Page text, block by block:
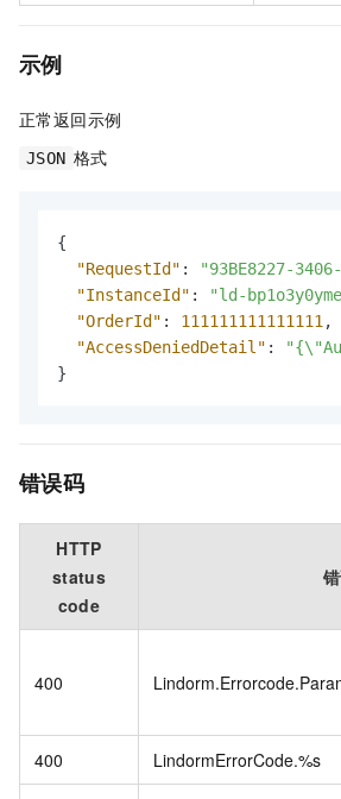
示例
正常返回示例
JSON 格式
{
"RequestId" :
"93BE8227-
"InstanceId" : "ld-
"OrderId" : 111111111111111 ,
"AccessDeniedDetail" :
}
错误码
HTTP
status
code
400
400 LindormErrorCode.%s